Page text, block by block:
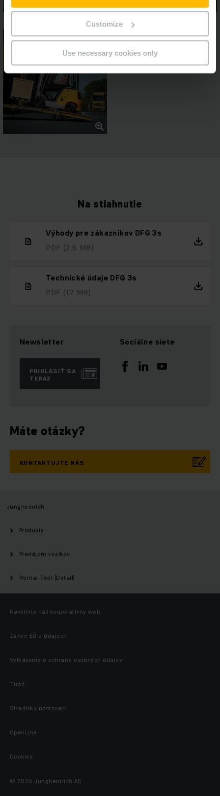
Customize
Use necessary cookies only
Na stiahnutie
Výhody pre zákazníkov DFG 3s
PDF (2,5 MB)
Technické údaje DFG 3s
PDF (1,7 MB)
Newsletter
PRIHLÁSIŤ SA
TERAZ
Sociálne siete
Máte otázky?
KONTAKTUJTE NÁS
Jungheinrich
Produkty
Prenájom vozíkov
Rental Tool (Detail)
Navštívte náš korporatívny web
Zákon EÚ o údajoch
Vyhlásenie o ochrane osobných údajov
Tiráž
Stredisko nastavení
OpenLine
Cookies
© 2026 Jungheinrich AG